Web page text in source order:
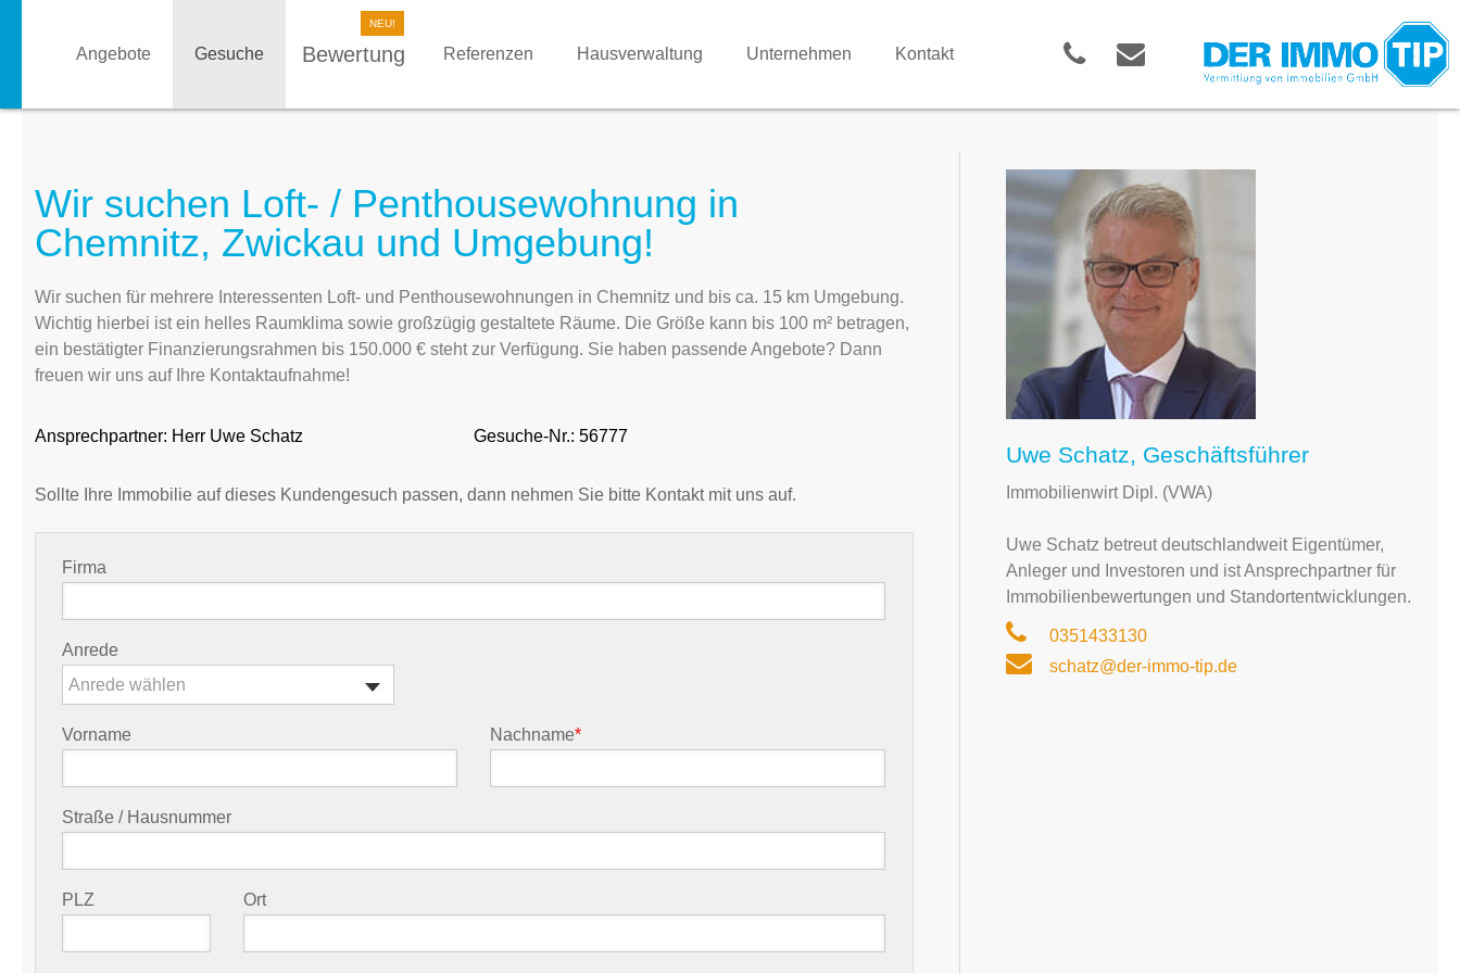
Angebote Gesuche Bewertung Referenzen Hausverwaltung Unternehmen Kontakt
Wir suchen Loft- / Penthousewohnung in
Chemnitz, Zwickau und Umgebung!
Wir suchen für mehrere Interessenten Loft- und Penthousewohnungen in Chemnitz und bis ca. 15 km Umgebung.
Wichtig hierbei ist ein helles Raumklima sowie großzügig gestaltete Räume. Die Größe kann bis 100 m² betragen,
ein bestätigter Finanzierungsrahmen bis 150.000 € steht zur Verfügung. Sie haben passende Angebote? Dann
freuen wir uns auf Ihre Kontaktaufnahme!
Ansprechpartner: Herr Uwe Schatz Gesuche-Nr.: 56777
Sollte Ihre Immobilie auf dieses Kundengesuch passen, dann nehmen Sie bitte Kontakt mit uns auf.
Firma
Anrede
Anrede wählen
Vorname Nachname*
Straße / Hausnummer
PLZ Ort
Uwe Schatz, Geschäftsführer
Immobilienwirt Dipl. (VWA)
Uwe Schatz betreut deutschlandweit Eigentümer,
Anleger und Investoren und ist Ansprechpartner für
Immobilienbewertungen und Standortentwicklungen.
0351433130
schatz@der-immo-tip.de